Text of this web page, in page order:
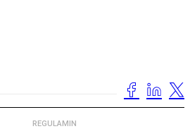
REGULAMIN